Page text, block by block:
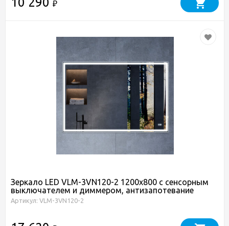
₽
Зеркало LED VLM-3VN120-2 1200х800 c сенсорным
выключателем и диммером, антизапотевание
Артикул: VLM-3VN120-2